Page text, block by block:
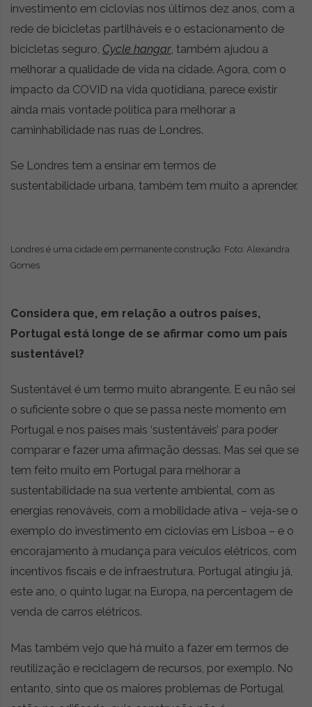
investimento em ciclovias nos últimos dez anos, com a
rede de bicicletas partilháveis e o estacionamento de
bicicletas seguro, Cycle hangar , também ajudou a
melhorar a qualidade de vida na cidade. Agora, com o
impacto da COVID na vida quotidiana, parece existir
ainda mais vontade política para melhorar a
caminhabilidade nas ruas de Londres.
Se Londres tem a ensinar em termos de
sustentabilidade urbana, também tem muito a aprender.
Londres é uma cidade em permanente construção. Foto: Alexandra
Gomes
Considera que, em relação a outros países,
Portugal está longe de se afirmar como um país
sustentável?
Sustentável é um termo muito abrangente. E eu não sei
o suficiente sobre o que se passa neste momento em
Portugal e nos países mais ‘sustentáveis’ para poder
comparar e fazer uma afirmação dessas. Mas sei que se
tem feito muito em Portugal para melhorar a
sustentabilidade na sua vertente ambiental, com as
energias renováveis, com a mobilidade ativa – veja-se o
exemplo do investimento em ciclovias em Lisboa – e o
encorajamento à mudança para veículos elétricos, com
incentivos fiscais e de infraestrutura. Portugal atingiu já,
este ano, o quinto lugar, na Europa, na percentagem de
venda de carros elétricos.
Mas também vejo que há muito a fazer em termos de
reutilização e reciclagem de recursos, por exemplo. No
entanto, sinto que os maiores problemas de Portugal